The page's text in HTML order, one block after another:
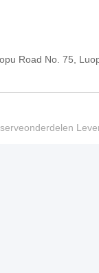
Road No. 75,